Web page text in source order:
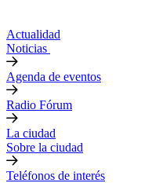
Actualidad
Noticias
Agenda de eventos
Radio Fórum
La ciudad
Sobre la ciudad
Teléfonos de interés